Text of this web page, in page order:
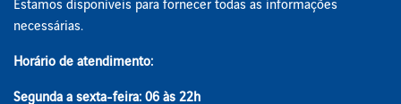
Estamos disponíveis para fornecer todas as informações
necessárias.
Horário de atendimento:
Segunda a sexta-feira: 06 às 22h